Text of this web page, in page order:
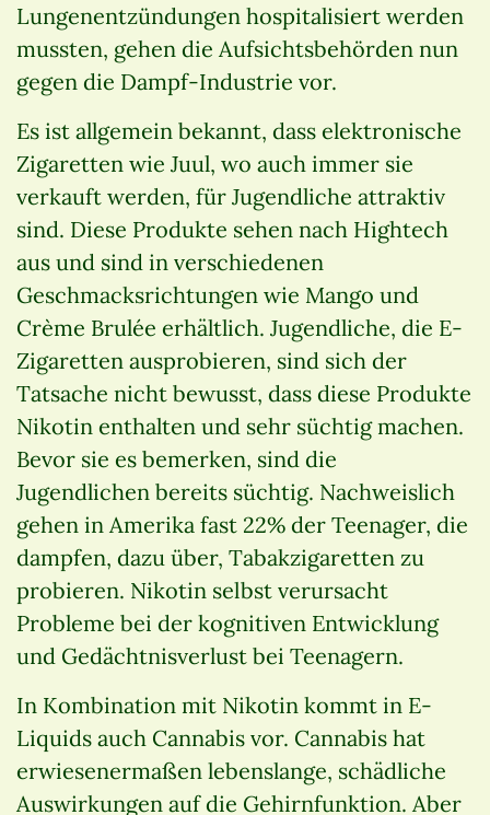
Lungenentzündungen hospitalisiert werden
mussten, gehen die Aufsichtsbehörden nun
gegen die Dampf-Industrie vor.
Es ist allgemein bekannt, dass elektronische
Zigaretten wie Juul, wo auch immer sie
verkauft werden, für Jugendliche attraktiv
sind. Diese Produkte sehen nach Hightech
aus und sind in verschiedenen
Geschmacksrichtungen wie Mango und
Crème Brulée erhältlich. Jugendliche, die E-
Zigaretten ausprobieren, sind sich der
Tatsache nicht bewusst, dass diese Produkte
Nikotin enthalten und sehr süchtig machen.
Bevor sie es bemerken, sind die
Jugendlichen bereits süchtig. Nachweislich
gehen in Amerika fast 22% der Teenager, die
dampfen, dazu über, Tabakzigaretten zu
probieren. Nikotin selbst verursacht
Probleme bei der kognitiven Entwicklung
und Gedächtnisverlust bei Teenagern.
In Kombination mit Nikotin kommt in E-
Liquids auch Cannabis vor. Cannabis hat
erwiesenermaßen lebenslange, schädliche
Auswirkungen auf die Gehirnfunktion. Aber